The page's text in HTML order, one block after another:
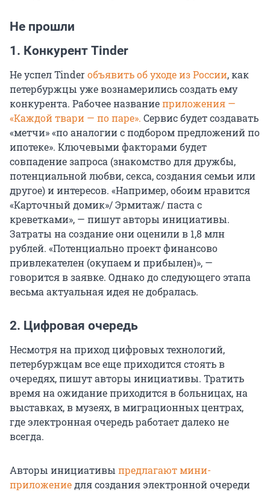
Не прошли
1. Конкурент Tinder
Не успел Tinderобъявить об уходе из России, как
петербуржцы уже вознамерились создать ему
конкурента. Рабочее названиеприложения —
«Каждой твари — по паре». Сервис будет создавать
«метчи» «по аналогии с подбором предложений по
ипотеке». Ключевыми факторами будет
совпадение запроса (знакомство для дружбы,
потенциальной любви, секса, создания семьи или
другое) и интересов. «Например, обоим нравится
«Карточный домик»/ Эрмитаж/ паста с
креветками», — пишут авторы инициативы.
Затраты на создание они оценили в 1,8 млн
рублей. «Потенциально проект финансово
привлекателен (окупаем и прибылен)», —
говорится в заявке. Однако до следующего этапа
весьма актуальная идея не добралась.
2. Цифровая очередь
Несмотря на приход цифровых технологий,
петербуржцам все еще приходится стоять в
очередях, пишут авторы инициативы. Тратить
время на ожидание приходится в больницах, на
выставках, в музеях, в миграционных центрах,
где электронная очередь работает далеко не
всегда.
Авторы инициативы предлагают мини-
приложениедля создания электронной очереди